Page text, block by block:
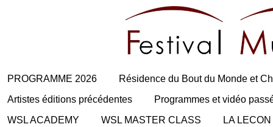
PROGRAMME 2026
Résidence du Bout du Monde et
Artistes éditions précédentes
Programmes et vidéo
WSL ACADEMY
WSL MASTER CLASS
LA